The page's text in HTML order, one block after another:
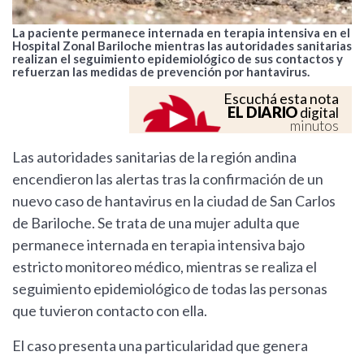
La paciente permanece internada en terapia intensiva en el
Hospital Zonal Bariloche mientras las autoridades sanitarias
realizan el seguimiento epidemiológico de sus contactos y
refuerzan las medidas de prevención por hantavirus.
Escuchá esta nota
EL DIARIOdigital
minutos
Las autoridades sanitarias de la región andina
encendieron las alertas tras la confirmación de un
nuevo caso de hantavirus en la ciudad de San Carlos
de Bariloche. Se trata de una mujer adulta que
permanece internada en terapia intensiva bajo
estricto monitoreo médico, mientras se realiza el
seguimiento epidemiológico de todas las personas
que tuvieron contacto con ella.
El caso presenta una particularidad que genera